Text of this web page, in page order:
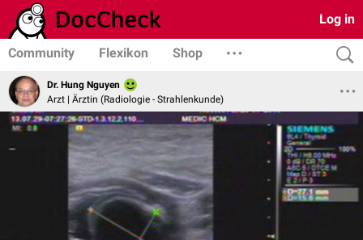
Log in
Community Flexikon Shop
Dr. Hung Nguyen
Arzt | Ärztin (Radiologie - Strahlenkunde)